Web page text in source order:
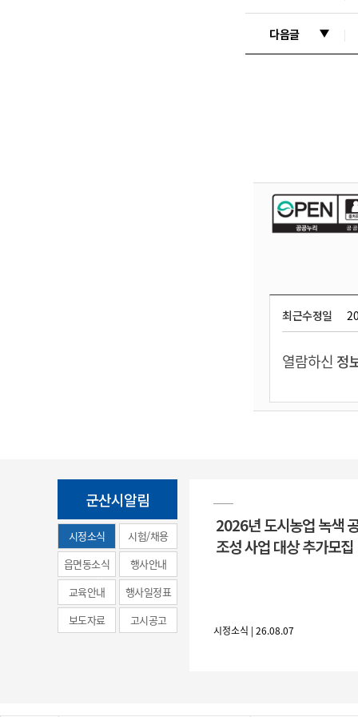
다음글
최근수정일
열람하신 정
군산시알림
시정소식
(municipal
news)
2026년 도시농업 녹색
조성 사업 대상 추가모집
시정소식 | 26.08.07
시험/채용
읍면동소식
행사안내
교육안내
행사일정표
보도자료
고시공고